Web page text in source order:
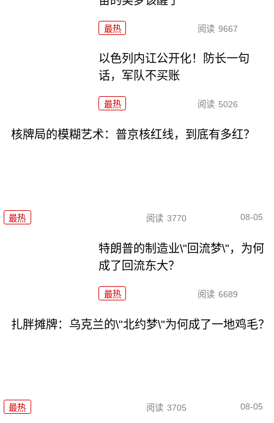
最热 阅读 9667
以色列内讧公开化！防长一句
话，军队不买账
最热 阅读 5026
核牌局的模糊艺术：普京核红线，到底有多红？
最热 阅读 3770 08-05
特朗普的制造业\"回流梦\"，为何
成了回流东大？
最热 阅读 6689
扎胖摊牌：乌克兰的\"北约梦\"为何成了一地鸡毛？
最热 阅读 3705 08-05